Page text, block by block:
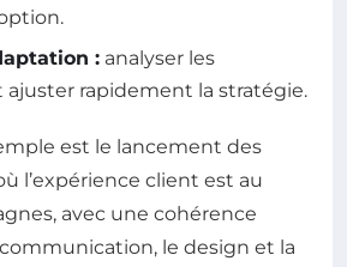
: analyser les
rapidement la stratégie.
est le lancement des
l’expérience client est au
avec une cohérence
le design et la